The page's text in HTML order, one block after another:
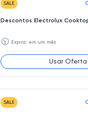
SALE
Descontos Electrolux
🕥 Expira: em um mês
Usar Oferta
SALE